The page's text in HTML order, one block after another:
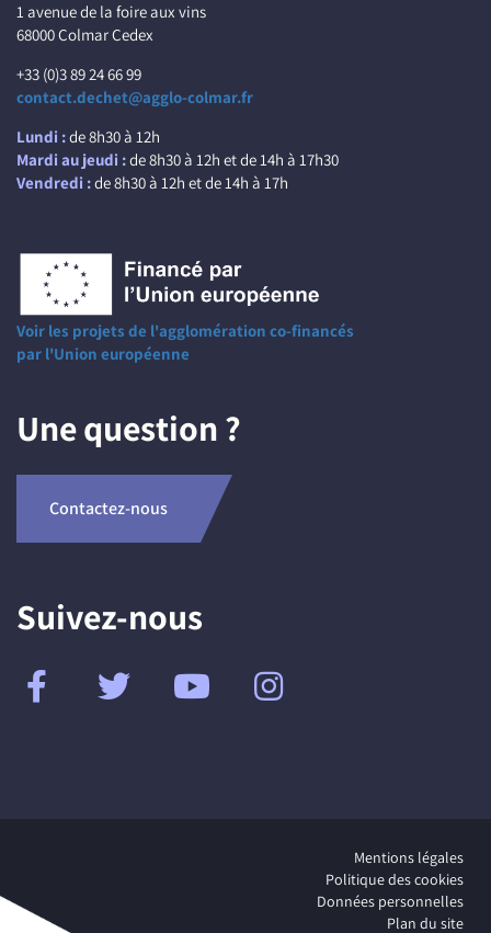
1 avenue de la foire aux vins
68000 Colmar Cedex
+33 (0)3 89 24 66 99
contact.dechet@agglo-colmar.fr
Lundi :de 8h30 à 12h
Mardi au jeudi :de 8h30 à 12h et de 14h à 17h30
Vendredi :de 8h30 à 12h et de 14h à 17h
Voir les projets de l'agglomération co-financés
par l'Union européenne
Une question ?
Contactez-nous
Suivez-nous
Mentions légales
Politique des cookies
Données personnelles
Plan du site